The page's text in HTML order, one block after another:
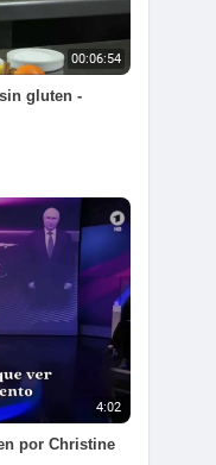
00:06:54
gluten -
4:02
por Christine